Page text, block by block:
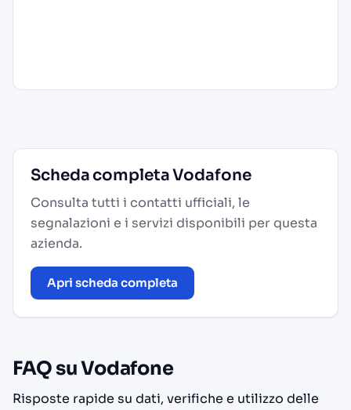
Scheda completa Vodafone
Consulta tutti i contatti ufficiali, le
segnalazioni e i servizi disponibili per questa
azienda.
Apri scheda completa
FAQ su Vodafone
Risposte rapide su dati, verifiche e utilizzo delle